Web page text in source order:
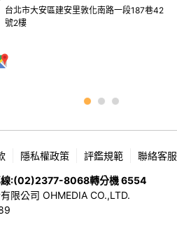
台北市大安區建安里敦化南路一段187巷42
號2樓
隱私權政策 評鑑規範 聯絡客服
:(02)2377-8068轉分機 6554
限公司 OHMEDIA CO.,LTD.